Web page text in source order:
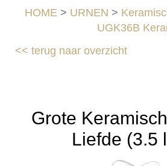
HOME > URNEN >
UGK36B
<<terug naar overzicht
Grote
Liefde (3.5